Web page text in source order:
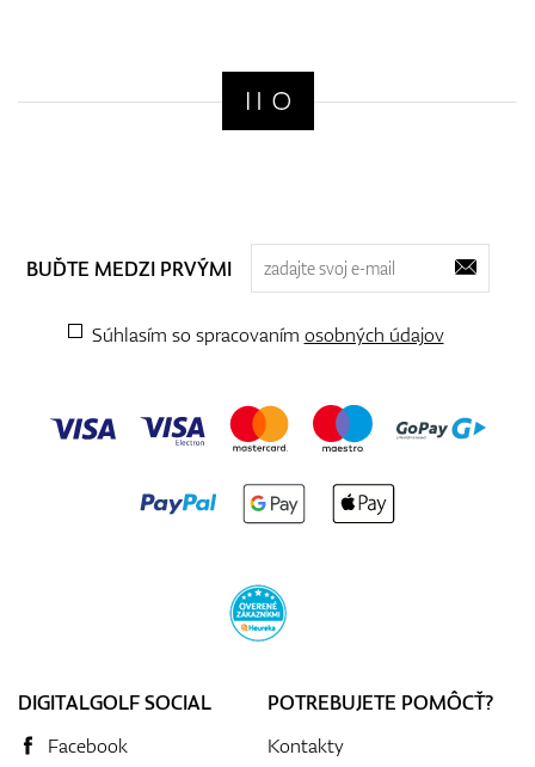
BUĎTE MEDZI PRVÝMI
Súhlasím so spracovaním osobných údajov
DIGITALGOLF SOCIAL
Facebook
POTREBUJETE POMÔCŤ?
Kontakty